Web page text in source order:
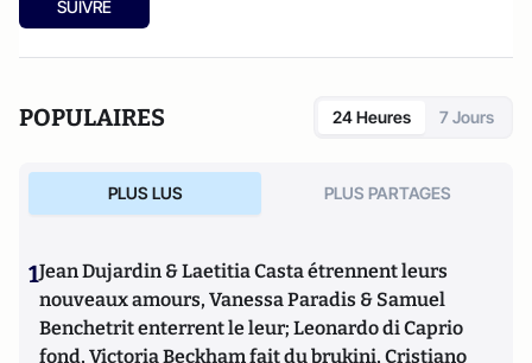
SUIVRE
POPULAIRES 24 Heures 7 Jours
PLUS LUS PLUS PARTAGES
1Jean Dujardin & Laetitia Casta étrennent leurs
nouveaux amours, Vanessa Paradis & Samuel
Benchetrit enterrent le leur; Leonardo di Caprio
fond, Victoria Beckham fait du brukini, Cristiano